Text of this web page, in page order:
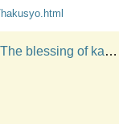
blessing of kampo